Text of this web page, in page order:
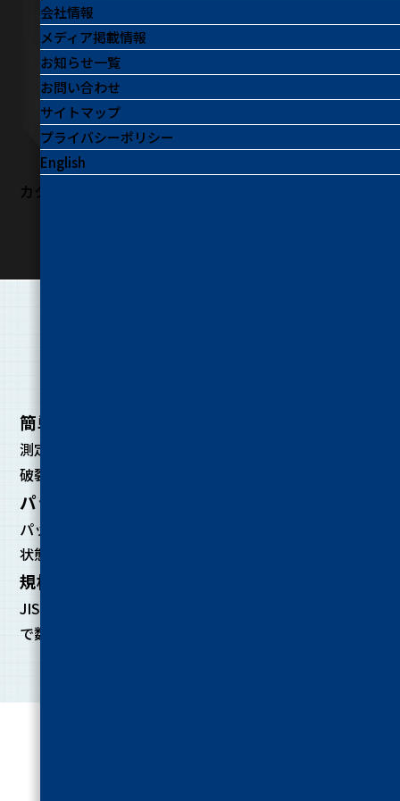
会社情報
メディア掲載情報
お知らせ一覧
お問い合わせ
サイトマップ
プライバシーポリシー
English
カタログを見る
簡単操作で誰でも測定可能
測定は針を差し込みバルブをひねるだけ。誰でも簡単に
破裂強度試験が実施できます。
パッケージの耐圧を数値で判定
パッケージの耐久性を数値で評価。破裂後のサンプルの
状態から容器の弱点も把握できます。
規格試験での活躍実績
JIS Z 0238:1998-8の標準規格を採用。長年の採用実績
で数多くのユーザー様にご愛用いただいております。